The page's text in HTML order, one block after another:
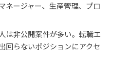
ネージャー、生産管理、プロ
は非公開案件が多い。転職エ
回らないポジションにアクセ